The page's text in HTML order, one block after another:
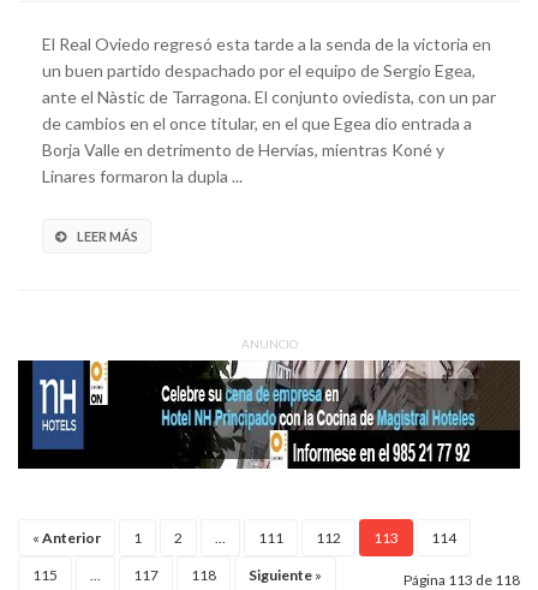
El Real Oviedo regresó esta tarde a la senda de la victoria en
un buen partido despachado por el equipo de Sergio Egea,
ante el Nàstic de Tarragona. El conjunto oviedista, con un par
de cambios en el once titular, en el que Egea dio entrada a
Borja Valle en detrimento de Hervías, mientras Koné y
Linares formaron la dupla ...
LEER MÁS
ANUNCIO
« Anterior 1 2 111 112 113 114
115 117 118 Siguiente » Página 113 de 118